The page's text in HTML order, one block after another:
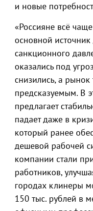
и новые
«Россияне всё
основной
санкционного
оказались под
снизились, а рынок
предсказуемым. В
предлагает
падает даже в
который ранее
дешевой рабочей
компании стали
работников,
городах клинеры
150 тыс. рублей в